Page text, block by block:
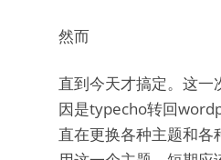
然而
直到今天才搞定。这一
因是typecho转回
直在更换各种主题和各